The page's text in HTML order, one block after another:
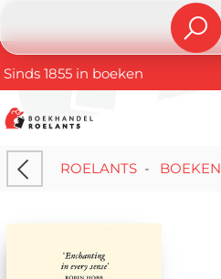
Sinds 1855 in boeken
ROELANTS- BOEKEN